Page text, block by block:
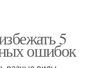
5
ошибок